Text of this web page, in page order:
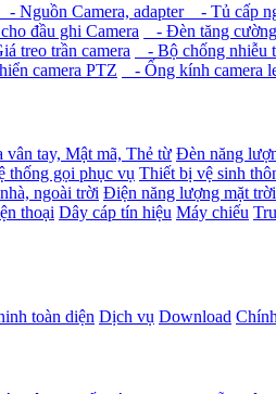
- Nguồn Camera, adapter - Tủ cấp
đầu ghi Camera - Đèn tăng
treo trần camera - Bộ chống nhiễu
camera PTZ - Ống kính camera
vân tay, Mật mã, Thẻ từ Đèn năng
thống gọi phục vụ Thiết bị vệ sinh
ngoài trời Điện năng lượng mặt trời
thoại Dây cáp tín hiệu Máy chiếu
toàn diện Dịch vụ Download